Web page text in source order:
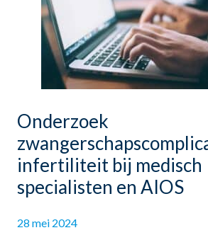
Onderzoek
infertiliteit bij medisch
specialisten en AIOS
28 mei 2024